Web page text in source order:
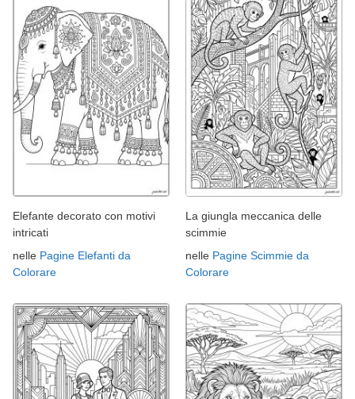
Elefante decorato con motivi
intricati
nelle Pagine Elefanti da
Colorare
La giungla meccanica delle
scimmie
nelle Pagine Scimmie da
Colorare